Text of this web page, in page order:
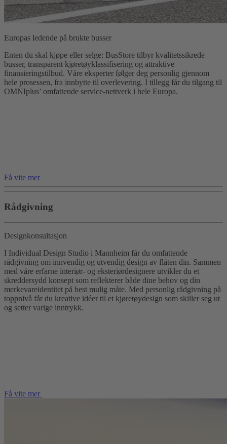
Europas ledende på brukte busser
Enten du skal kjøpe eller selge: BusStore tilbyr kvalitetssikrede
busser, transparent kjøretøyklassifisering og attraktive
finansieringstilbud. Våre eksperter følger deg personlig gjennom
hele prosessen, fra innbytte til overlevering. I tillegg får du tilgang til
OMNIplus’ omfattende service-nettverk i hele Europa.
Få vite mer
Rådgivning
Designkonsultasjon
I Individual Design Studio i Mannheim får du omfattende
rådgivning om innvendig og utvendig design av flåten din. Sammen
med våre erfarne interiør- og eksteriørdesignere utvikler du et
skreddersydd konsept som reflekterer både dine behov og din
merkevareidentitet på best mulig måte. Med personlig rådgivning på
toppnivå får du kreative idéer til et kjøretøydesign som skiller seg ut
og setter varige inntrykk.
Få vite mer